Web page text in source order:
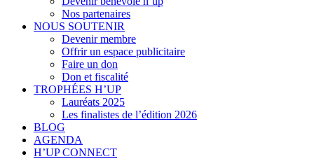
Nos partenaires
NOUS SOUTENIR
Devenir membre
Offrir un espace publicitaire
Faire un don
Don et fiscalité
TROPHÉES H’UP
Lauréats 2025
Les finalistes de l’édition 2026
BLOG
AGENDA
H’UP CONNECT